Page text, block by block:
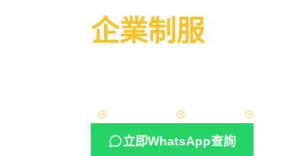
企業制服
立即WhatsApp查詢